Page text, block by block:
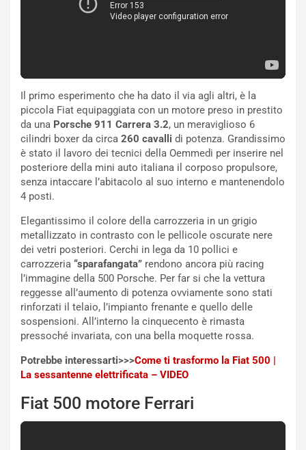
Il primo esperimento che ha dato il via agli altri, è la
piccola Fiat equipaggiata con un motore preso in prestito
da una Porsche 911 Carrera 3.2, un meraviglioso 6
cilindri boxer da circa 260 cavalli di potenza. Grandissimo
è stato il lavoro dei tecnici della Oemmedi per inserire nel
posteriore della mini auto italiana il corposo propulsore,
senza intaccare l’abitacolo al suo interno e mantenendolo
4 posti.
Elegantissimo il colore della carrozzeria in un grigio
metallizzato in contrasto con le pellicole oscurate nere
dei vetri posteriori. Cerchi in lega da 10 pollici e
carrozzeria “sparafangata” rendono ancora più racing
l’immagine della 500 Porsche. Per far si che la vettura
reggesse all’aumento di potenza ovviamente sono stati
rinforzati il telaio, l’impianto frenante e quello delle
sospensioni. All’interno la cinquecento è rimasta
pressoché invariata, con una bella moquette rossa.
Potrebbe interessarti>>>Come ti trasformo la Fiat 500 |
La sessantenne elettrificata – VIDEO
Fiat 500 motore Ferrari
a
b
s
c
e
n
N
u
o
v
o
R
e
c
d
o
n
NOTIZIE
C
o
n
e
a